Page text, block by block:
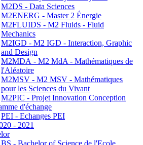
M2DS - Data Sciences
M2ENERG - Master 2 Énergie
M2FLUIDS - M2 Fluids - Fluid
Mechanics
M2IGD - M2 IGD - Interaction, Graphic
and Design
M2MDA - M2 MdA - Mathématiques de
l'Aléatoire
M2MSV - M2 MSV - Mathématiques
pour les Sciences du Vivant
M2PIC - Projet Innovation Conception
d'échange
PEI - Echanges PEI
- 2021
BS - Bachelor of Science de l'Ecole